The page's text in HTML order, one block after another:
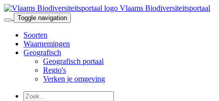
Vlaams Biodiversiteitsportaal
Toggle navigation
Soorten
Waarnemingen
Geografisch
Geografisch portaal
Regio's
Verken je omgeving